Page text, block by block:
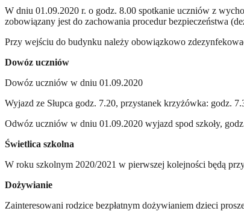
W dniu 01.09.2020 r. o godz. 8.00 spotkanie uczniów z
zobowiązany jest do zachowania procedur bezpieczeństwa
Przy wejściu do budynku należy obowiązkowo
Dowóz uczniów
Dowóz uczniów w dniu 01.09.2020
Wyjazd ze Słupca godz. 7.20, przystanek krzyżówka: godz.
Odwóz uczniów w dniu 01.09.2020 wyjazd spod szkoły,
Świetlica szkolna
W roku szkolnym 2020/2021 w pierwszej kolejności będą
Dożywianie
Zainteresowani rodzice bezpłatnym dożywianiem dzieci